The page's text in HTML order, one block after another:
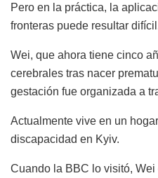
Pero en la práctica, la
fronteras puede resultar
Wei, que ahora tiene cinco
cerebrales tras nacer
gestación fue organizada a
Actualmente vive en un
discapacidad en Kyiv.
Cuando la BBC lo visitó,